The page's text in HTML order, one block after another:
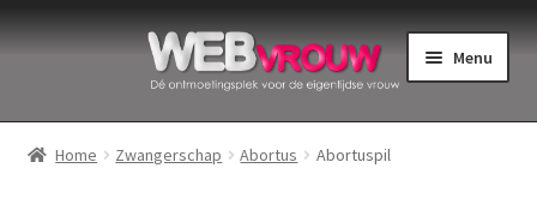
Ga
Ga
Menu
Home
Home Zwangerschap Abortus Abortuspil